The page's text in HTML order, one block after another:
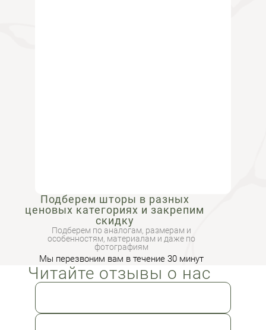
Подберем шторы в разных
ценовых категориях и закрепим
скидку
Подберем по аналогам, размерам и
особенностям, материалам и даже по
фотографиям
Мы перезвоним вам в течение 30 минут
Читайте отзывы о нас